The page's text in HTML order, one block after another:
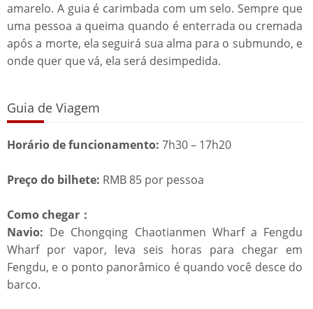
amarelo. A guia é carimbada com um selo. Sempre que
uma pessoa a queima quando é enterrada ou cremada
após a morte, ela seguirá sua alma para o submundo, e
onde quer que vá, ela será desimpedida.
Guia de Viagem
Horário de funcionamento: 7h30 – 17h20
Preço do bilhete: RMB 85 por pessoa
Como chegar：
Navio: De Chongqing Chaotianmen Wharf a Fengdu
Wharf por vapor, leva seis horas para chegar em
Fengdu, e o ponto panorâmico é quando você desce do
barco.